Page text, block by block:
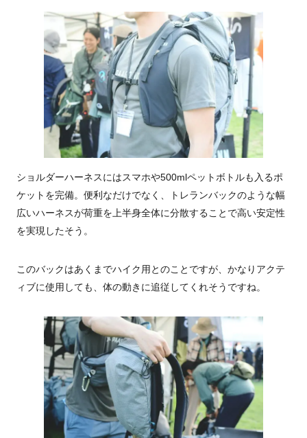
ショルダーハーネスにはスマホや500mlペットボトルも入るポ
ケットを完備。便利なだけでなく、トレランバックのような幅
広いハーネスが荷重を上半身全体に分散することで高い安定性
を実現したそう。
このバックはあくまでハイク用とのことですが、かなりアクテ
ィブに使用しても、体の動きに追従してくれそうですね。